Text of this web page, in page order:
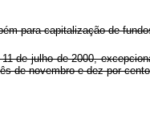
para capitalização de
de julho de 2000,
de novembro e dez por